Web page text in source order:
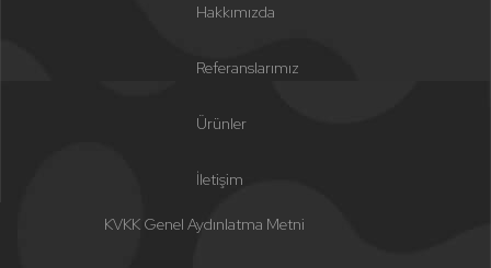
Hakkımızda
Referanslarımız
Ürünler
İletişim
KVKK Genel Aydınlatma Metni